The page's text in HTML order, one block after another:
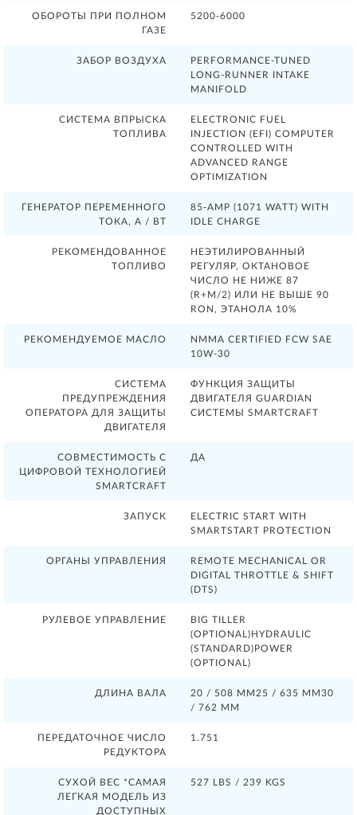
ОБОРОТЫ ПРИ ПОЛНОМ
ГАЗЕ
5200-6000
ЗАБОР ВОЗДУХА
PERFORMANCE-TUNED
LONG-RUNNER INTAKE
MANIFOLD
СИСТЕМА ВПРЫСКА
ТОПЛИВА
ELECTRONIC FUEL
INJECTION (EFI) COMPUTER
CONTROLLED WITH
ADVANCED RANGE
OPTIMIZATION
ГЕНЕРАТОР ПЕРЕМЕННОГО
ТОКА, А / ВТ
85-AMP (1071 WATT) WITH
IDLE CHARGE
РЕКОМЕНДОВАННОЕ
ТОПЛИВО
НЕЭТИЛИРОВАННЫЙ
РЕГУЛЯР, ОКТАНОВОЕ
ЧИСЛО НЕ НИЖЕ 87
(R+M/2) ИЛИ НЕ ВЫШЕ 90
RON, ЭТАНОЛА 10%
РЕКОМЕНДУЕМОЕ МАСЛО
NMMA CERTIFIED FCW SAE
10W-30
СИСТЕМА
ПРЕДУПРЕЖДЕНИЯ
ОПЕРАТОРА ДЛЯ ЗАЩИТЫ
ДВИГАТЕЛЯ
ФУНКЦИЯ ЗАЩИТЫ
ДВИГАТЕЛЯ GUARDIAN
СИСТЕМЫ SMARTCRAFT
СОВМЕСТИМОСТЬ С
ЦИФРОВОЙ ТЕХНОЛОГИЕЙ
SMARTCRAFT
ДА
ЗАПУСК
ELECTRIC START WITH
SMARTSTART PROTECTION
ОРГАНЫ УПРАВЛЕНИЯ
REMOTE MECHANICAL OR
DIGITAL THROTTLE & SHIFT
(DTS)
РУЛЕВОЕ УПРАВЛЕНИЕ
BIG TILLER
(OPTIONAL)HYDRAULIC
(STANDARD)POWER
(OPTIONAL)
ДЛИНА ВАЛА
20 / 508 ММ25 / 635 ММ30
/ 762 ММ
ПЕРЕДАТОЧНОЕ ЧИСЛО
РЕДУКТОРА
1.751
СУХОЙ ВЕС *САМАЯ
ЛЕГКАЯ МОДЕЛЬ ИЗ
ДОСТУПНЫХ
527 LBS / 239 KGS